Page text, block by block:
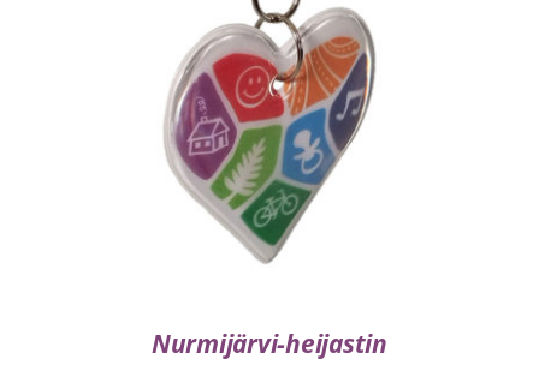
LISÄÄ OSTOSKORIIN / LISÄTIEDOT
Nurmijärvi-heijastin